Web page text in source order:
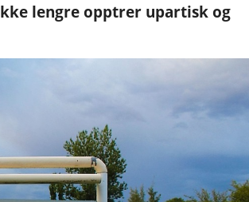
lengre opptrer upartisk og